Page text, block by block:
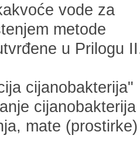
vode za
metode
u Prilogu
cijanobakterija"
cijanobakterija
mate